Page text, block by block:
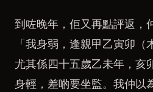
到咗晚年，佢又再點評返，
「我身弱，逢親甲乙寅卯（
尤其係四十五歲乙未年，亥
身輕，差啲要坐監。我仲以